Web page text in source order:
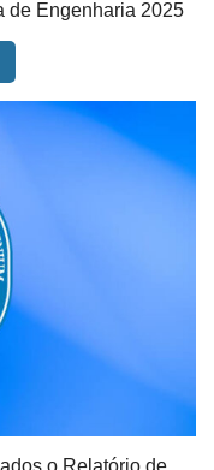
de Engenharia 2025
o Relatório de